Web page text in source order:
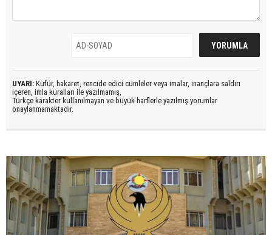
UYARI: Küfür, hakaret, rencide edici cümleler veya imalar, inançlara saldırı
içeren, imla kuralları ile yazılmamış,
Türkçe karakter kullanılmayan ve büyük harflerle yazılmış yorumlar
onaylanmamaktadır.